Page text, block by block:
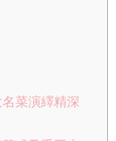
菜演繹精深